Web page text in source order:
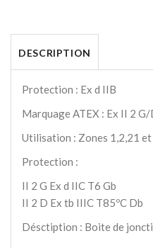
DESCRIPTION
Protection : Ex d IIB
Marquage ATEX : Ex II 2 G/
Utilisation : Zones 1,2,21
Protection :
II 2 G Ex d IIC T6 Gb
II 2 D Ex tb IIIC T85ºC Db
Désctiption : Boite de